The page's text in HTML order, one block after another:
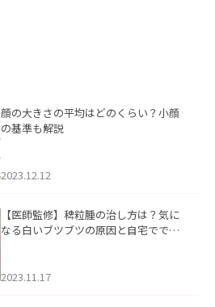
顔の大きさの平均はどのくらい？小顔
の基準も解説
2023.12.12
【医師監修】稗粒腫の治し方は？気に
なる白いブツブツの原因と自宅ででき
2023.11.17